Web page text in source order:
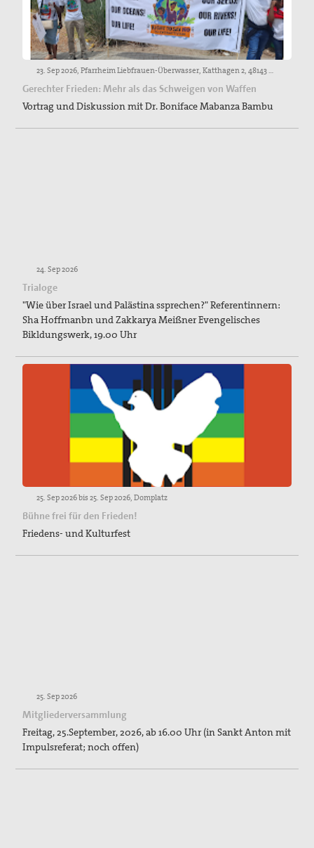
23. Sep 2026, Pfarrheim Liebfrauen-Überwasser, Katthagen 2, 48143 Münster
Gerechter Frieden: Mehr als das Schweigen von Waffen
Vortrag und Diskussion mit Dr. Boniface Mabanza Bambu
24. Sep 2026
Trialoge
"Wie über Israel und Palästina ssprechen?" Referentinnern:
Sha Hoffmanbn und Zakkarya Meißner Evengelisches
Bikldungswerk, 19.00 Uhr
25. Sep 2026 bis 25. Sep 2026, Domplatz
Bühne frei für den Frieden!
Friedens- und Kulturfest
25. Sep 2026
Mitgliederversammlung
Freitag, 25.September, 2026, ab 16.00 Uhr (in Sankt Anton mit
Impulsreferat; noch offen)